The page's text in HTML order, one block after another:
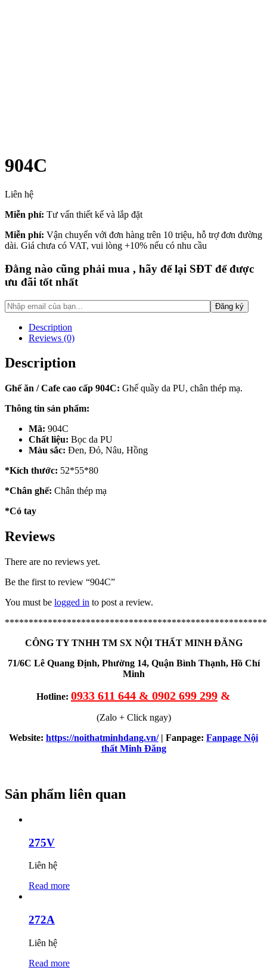
904C
Liên hệ
Miễn phí: Tư vấn thiết kế và lắp đặt
Miễn phí: Vận chuyển với đơn hàng trên 10 triệu, hỗ trợ đơn đường
dài. Giá chưa có VAT, vui lòng +10% nếu có nhu cầu
Đằng nào cũng phải mua , hãy để lại SĐT để được
ưu đãi tốt nhất
Description
Reviews (0)
Description
Ghế ăn / Cafe cao cấp 904C: Ghế quầy da PU, chân thép mạ.
Thông tin sản phẩm:
Mã: 904C
Chất liệu: Bọc da PU
Màu sắc: Đen, Đỏ, Nâu, Hồng
*Kích thước: 52*55*80
*Chân ghế: Chân thép mạ
*Có tay
Reviews
There are no reviews yet.
Be the first to review “904C”
You must be logged in to post a review.
CÔNG TY TNHH TM SX NỘI THẤT MINH ĐĂNG
71/6C Lê Quang Định, Phường 14, Quận Bình Thạnh, Hồ Chí
Minh
Hotline: 0933 611 644 & 0902 699 299 &
(Zalo + Click ngay)
Website: https://noithatminhdang.vn/ | Fanpage: Fanpage Nội
thất Minh Đăng
Sản phẩm liên quan
275V
Liên hệ
Read more
272A
Liên hệ
Read more